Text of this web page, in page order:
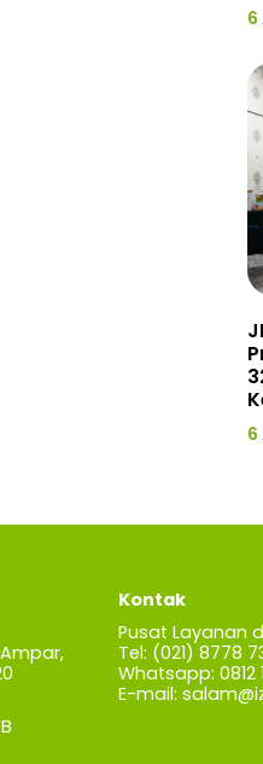
Kontak
Pusat Layanan
Tel: (021) 8778
Whatsapp: 0812
E-mail: